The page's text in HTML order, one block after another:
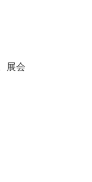
展会